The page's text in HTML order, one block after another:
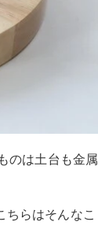
のは土台も金属
ちらはそんなこ